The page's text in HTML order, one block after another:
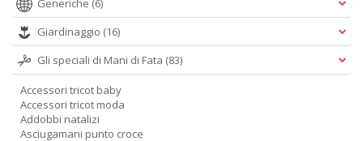
Generiche (6)
Giardinaggio (16)
Gli speciali di Mani di Fata (83)
Accessori tricot baby
Accessori tricot moda
Addobbi natalizi
Asciugamani punto croce